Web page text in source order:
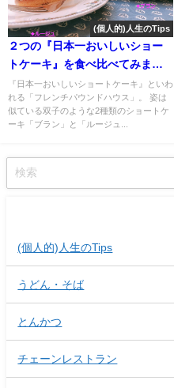
(個人的)人生のTips
２つの『日本一おいしいショー
トケーキ』を食べ比べてみまし
た！
『日本一おいしいショートケーキ』といわ
れる「フレンチパウンドハウス」。 姿は
似ている双子のような2種類のショートケ
ーキ「ブラン」と「ルージュ...
(個人的)人生のTips
うどん・そば
とんかつ
チェーンレストラン